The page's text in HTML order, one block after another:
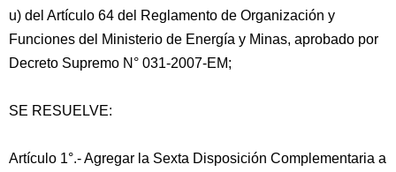
u) del Artículo 64 del Reglamento de Organización y
Funciones del Ministerio de Energía y Minas, aprobado por
Decreto Supremo N° 031-2007-EM;
SE RESUELVE:
Artículo 1°.- Agregar la Sexta Disposición Complementaria a